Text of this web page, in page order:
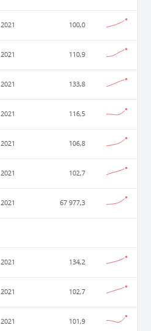
2021 100,0
2021 110,9
2021 133,8
2021 116,5
2021 106,8
2021 102,7
2021 67 977,3
2021 134,2
2021 102,7
2021 101,9